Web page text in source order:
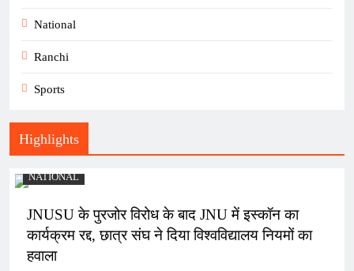
National
Ranchi
Sports
Highlights
NATIONAL
JNUSU के पुरजोर विरोध के बाद JNU में इस्कॉन का
कार्यक्रम रद्द, छात्र संघ ने दिया विश्वविद्यालय नियमों का
हवाला